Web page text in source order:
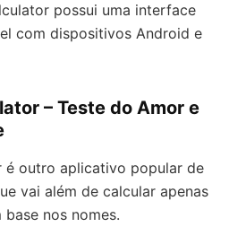
possui uma interface
com dispositivos Android e
– Teste do Amor e
é outro aplicativo popular de
vai além de calcular apenas
nos nomes.